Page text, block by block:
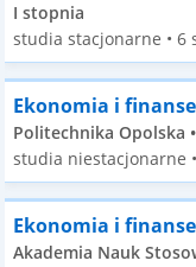
I stopnia
studia stacjonarne • 6
Ekonomia i finanse
Politechnika Opolska
studia niestacjonarne
Ekonomia i finanse
Akademia Nauk